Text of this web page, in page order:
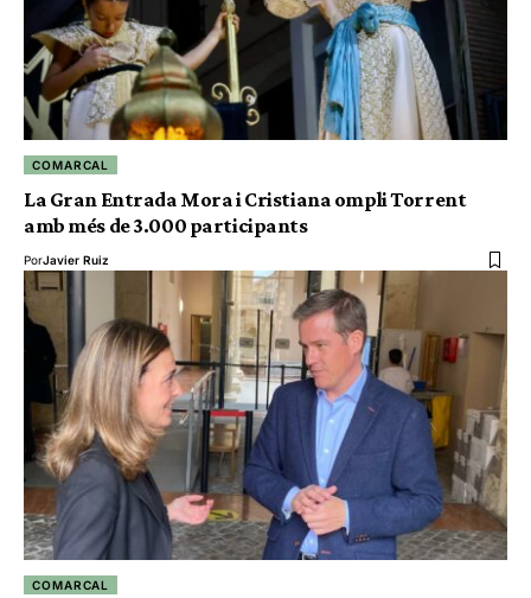
COMARCAL
La Gran Entrada Mora i Cristiana ompli Torrent
amb més de 3.000 participants
PorJavier Ruiz
COMARCAL